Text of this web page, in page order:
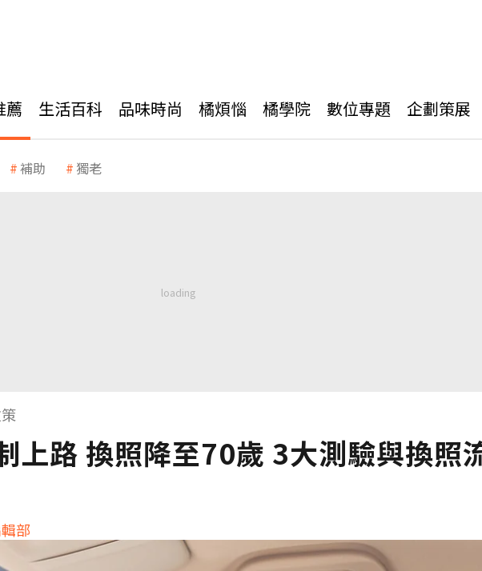
薦 生活百科 品味時尚 橘煩惱 橘學院 數位專題 企劃策展
補助 獨老
上路 換照降至70歲 3大測驗與換照
部